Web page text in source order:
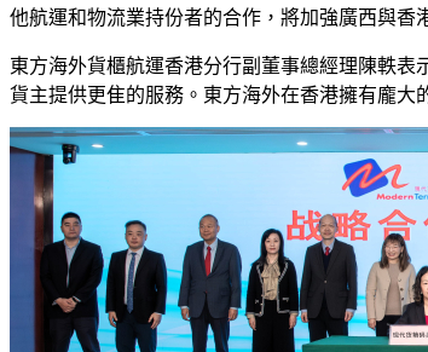
他航運和物流業持份者的合作，將加強廣西與香
東方海外貨櫃航運香港分行副董事總經理陳軼
貨主提供更隹的服務。東方海外在香港擁有龐大